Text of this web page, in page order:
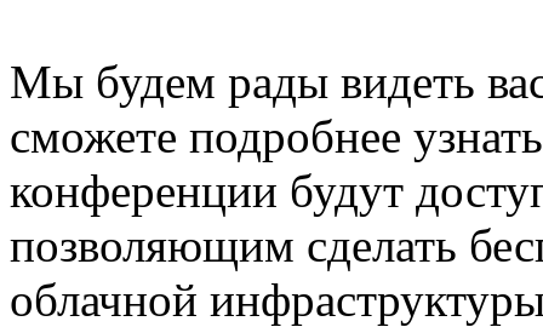
Мы будем рады видеть
сможете подробнее
конференции будут
позволяющим сделать
облачной